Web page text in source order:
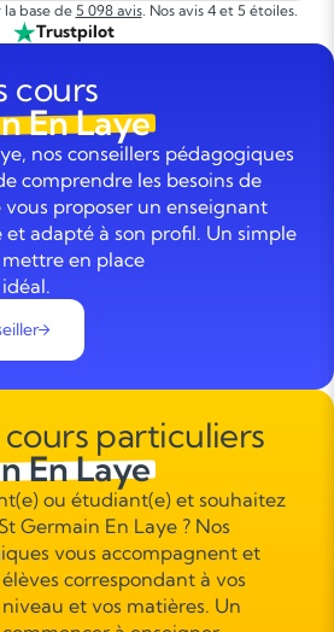
base de 5 098 avis. Nos avis 4 et 5 étoiles.
Trustpilot
cours
En Laye
nos conseillers pédagogiques
comprendre les besoins de
proposer un enseignant
adapté à son profil. Un simple
en place
particuliers
En Laye
ou étudiant(e) et souhaitez
Germain En Laye ? Nos
vous accompagnent et
correspondant à vos
et vos matières. Un